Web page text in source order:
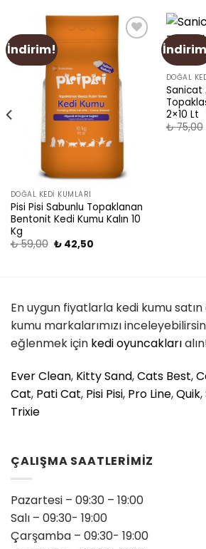
İndirim!
wishlist
DOĞAL KEDI KUMLARI
Pisi Pisi Sabunlu Topaklanan
Bentonit Kedi Kumu Kalın 10
Kg
₺59,00 ₺42,50
DOĞAL
Sanicat
2×10 Lt
₺75,00
En uygun fiyatlarla kedi kumu
kumu markalarımızı
eğlenmek için kedi oyuncakları
Ever Clean, Kitty Sand,Cats Best,
Cat, Pati Cat, Pisi Pisi, Pro Line,Quik,
Trixie
ÇALIŞMA SAATLERİMİZ
Pazartesi – 09:30 – 19:00
Salı – 09:30- 19:00
Çarşamba – 09:30- 19:00